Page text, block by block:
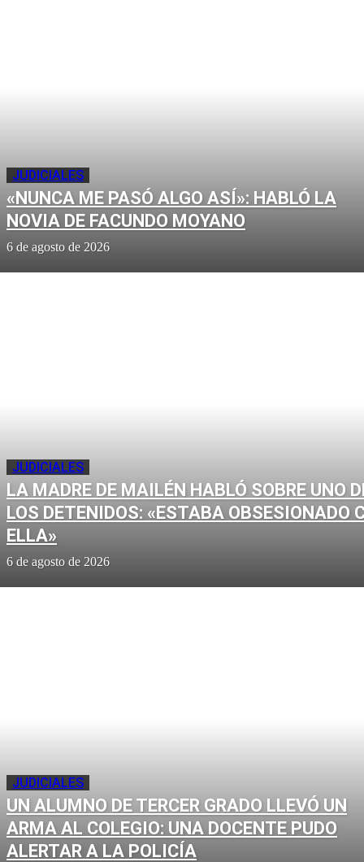
JUDICIALES
«NUNCA ME PASÓ ALGO ASÍ»: HABLÓ LA
NOVIA DE FACUNDO MOYANO
6 de agosto de 2026
JUDICIALES
LA MADRE DE MAILÉN HABLÓ SOBRE UNO
LOS DETENIDOS: «ESTABA OBSESIONADO
ELLA»
6 de agosto de 2026
JUDICIALES
UN ALUMNO DE TERCER GRADO LLEVÓ UN
ARMA AL COLEGIO: UNA DOCENTE PUDO
ALERTAR A LA POLICÍA